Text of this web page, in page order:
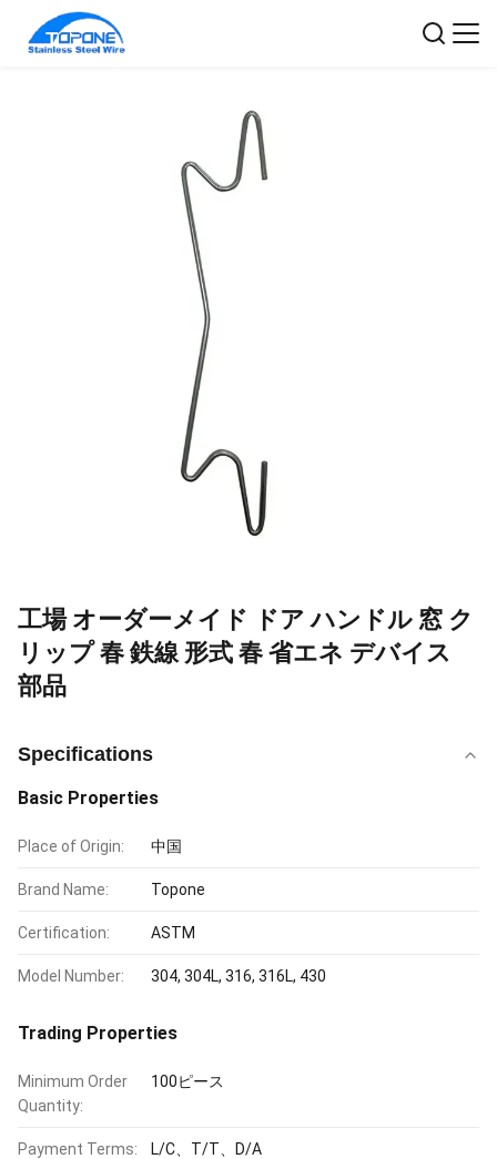
工場 オーダーメイド ドア ハンドル 窓 ク
リップ 春 鉄線 形式 春 省エネ デバイス
部品
Specifications
Basic Properties
Place of Origin: 中国
Brand Name: Topone
Certification: ASTM
Model Number: 304, 304L, 316, 316L, 430
Trading Properties
Minimum Order
Quantity:
100ピース
Payment Terms: L/C、T/T、D/A